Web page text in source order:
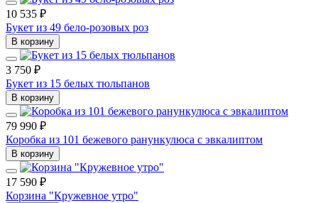
10 535 ₽
Букет из 49 бело-розовых роз
В корзину
3 750 ₽
Букет из 15 белых тюльпанов
В корзину
79 990 ₽
Коробка из 101 бежевого ранункулюса с эвкалиптом
В корзину
17 590 ₽
Корзина "Кружевное утро"